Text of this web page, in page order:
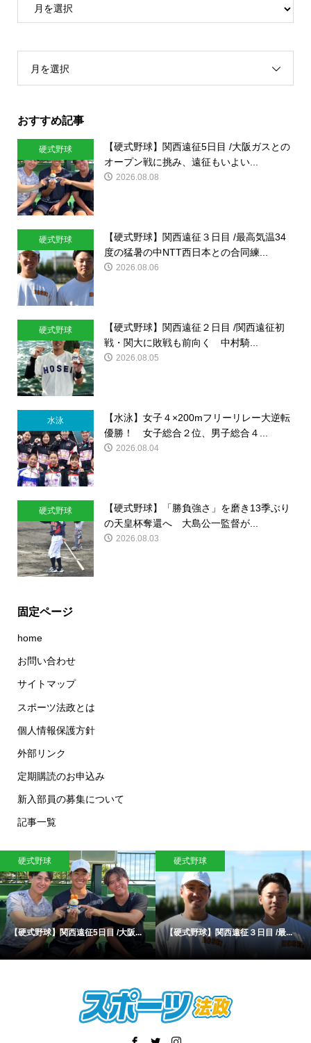
月を選択
おすすめ記事
硬式野球
【硬式野球】関西遠征5日目 /大阪ガスとの
オープン戦に挑み、遠征もいよい...
2026.08.08
硬式野球
【硬式野球】関西遠征３日目 /最高気温34
度の猛暑の中NTT西日本との合同練...
2026.08.06
硬式野球
【硬式野球】関西遠征２日目 /関西遠征初
戦・関大に敗戦も前向く 中村騎...
2026.08.05
水泳
【水泳】女子４×200mフリーリレー大逆転
優勝！ 女子総合２位、男子総合４...
2026.08.04
硬式野球
【硬式野球】「勝負強さ」を磨き13季ぶり
の天皇杯奪還へ 大島公一監督が...
2026.08.03
固定ページ
home
お問い合わせ
サイトマップ
スポーツ法政とは
個人情報保護方針
外部リンク
定期購読のお申込み
新入部員の募集について
記事一覧
硬式野球
【硬式野球】関西遠征5日目 /大阪...
硬式野球
【硬式野球】関西遠征３日目 /最...